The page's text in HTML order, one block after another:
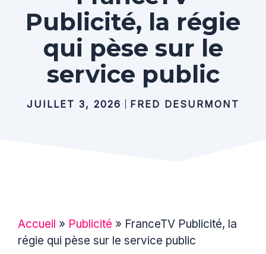
Publicité, la régie
qui pèse sur le
service public
JUILLET 3, 2026 FRED DESURMONT
Accueil » Publicité » FranceTV Publicité, la
régie qui pèse sur le service public